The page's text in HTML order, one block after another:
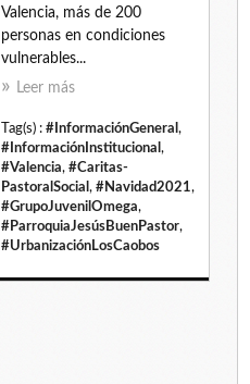
Valencia, más de 200
personas en condiciones
vulnerables...
Leer más
Tag(s) : #InformaciónGeneral ,
#InformaciónInstitucional ,
#Valencia, #Caritas-
PastoralSocial , #Navidad2021,
#GrupoJuvenilOmega,
#ParroquiaJesúsBuenPastor,
#UrbanizaciónLosCaobos